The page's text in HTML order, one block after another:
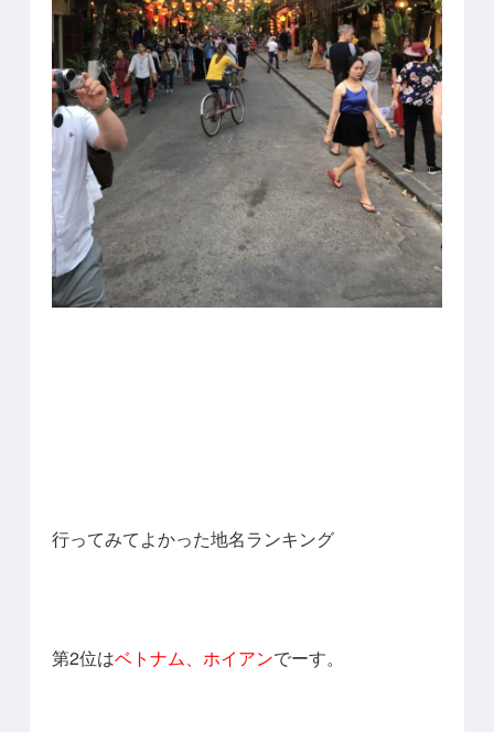
行ってみてよかった地名ランキング
第2位はベトナム、ホイアンでーす。